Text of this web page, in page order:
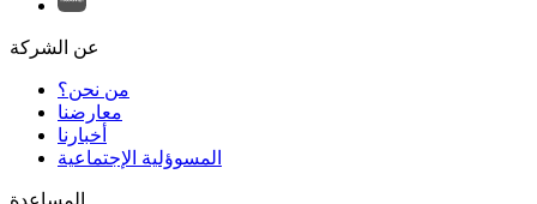
عن الشركة
من نحن؟
المسوؤلية الإجتماعية